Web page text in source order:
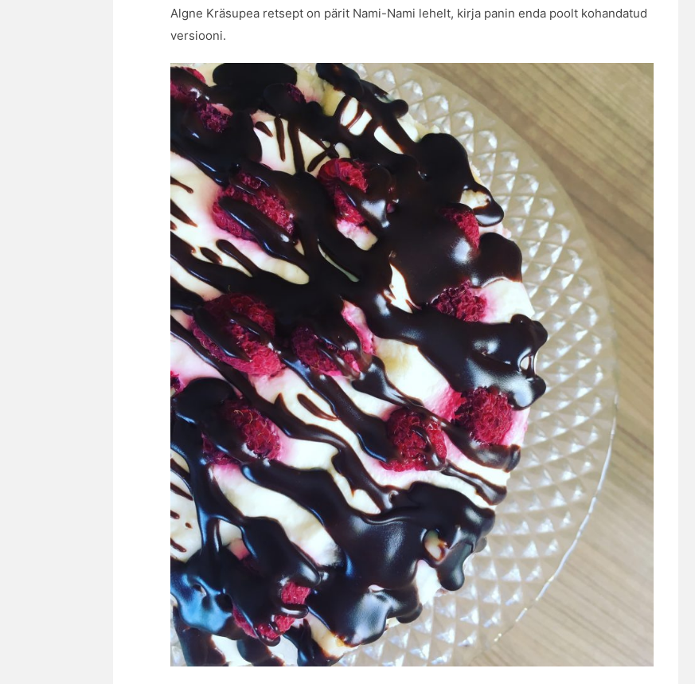
Algne Kräsupea retsept on pärit Nami-Nami lehelt, kirja panin enda poolt kohandatud
versiooni.